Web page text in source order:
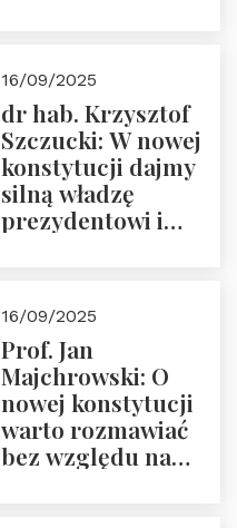
16/09/2025
dr hab. Krzysztof
Szczucki: W nowej
konstytucji dajmy
silną władzę
prezydentowi i
16/09/2025
Prof. Jan
Majchrowski: O
nowej konstytucji
warto rozmawiać
bez względu na